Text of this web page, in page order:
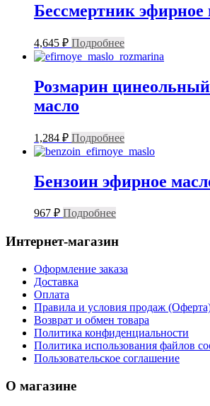
Бессмертник эфирное
4,645 ₽ Подробнее
Розмарин
масло
1,284 ₽ Подробнее
Бензоин эфирное
967 ₽ Подробнее
Интернет-магазин
Оформление заказа
Доставка
Оплата
Правила и условия продаж
Возврат и обмен товара
Политика конфиденциальности
Политика использования файлов
Пользовательское соглашение
О магазине